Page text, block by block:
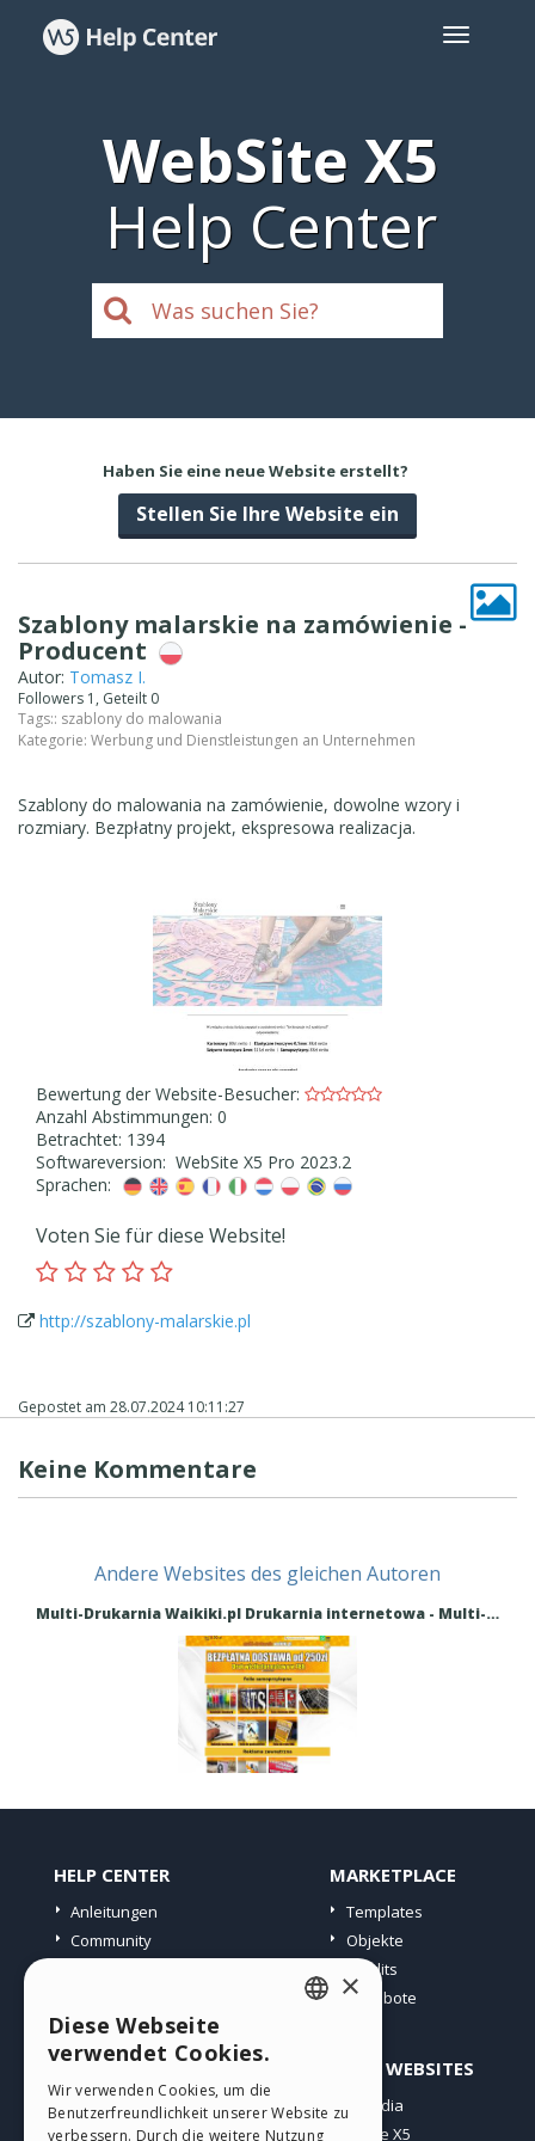
WebSite X5
Help Center
Haben Sie eine neue Website erstellt?
Stellen Sie Ihre Website ein
Szablony malarskie na zamówienie -
Producent
Autor: Tomasz I.
Followers 1, Geteilt 0
Tags:: szablony do malowania
Kategorie: Werbung und Dienstleistungen an Unternehmen
Szablony do malowania na zamówienie, dowolne wzory i
rozmiary. Bezpłatny projekt, ekspresowa realizacja.
Bewertung der Website-Besucher:
Anzahl Abstimmungen: 0
Betrachtet: 1394
Softwareversion: WebSite X5 Pro 2023.2
Sprachen:
Voten Sie für diese Website!
http://szablony-malarskie.pl
Gepostet am 28.07.2024 10:11:27
Keine Kommentare
Andere Websites des gleichen Autoren
Multi-Drukarnia Waikiki.pl Drukarnia internetowa - Multi-Drukarnia Waikiki.pl Drukarnia internetowa
HELP CENTER
Anleitungen
Community
MARKETPLACE
Templates
Objekte
Credits
Angebote
PROFIL
Meine Beiträge
Meine Lizenz
ANDERE WEBSITES
Incomedia
WebSite X5
GERMAN
×
Diese Webseite
verwendet Cookies.
Wir verwenden Cookies, um die
Benutzerfreundlichkeit unserer Website zu
verbessern. Durch die weitere Nutzung